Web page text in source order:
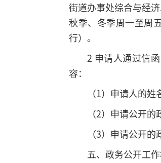
街道办事处综合与经
秋季、冬季周一至周
行）。
2 申请人通过信
容：
（1）申请人的
（2）申请公开的
（3）申请公开
五、政务公开工